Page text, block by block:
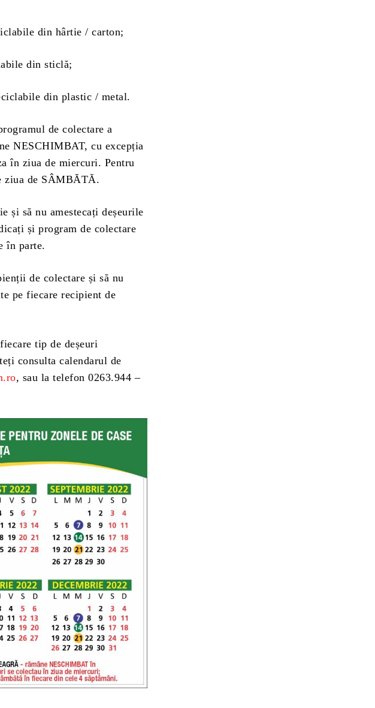
din hârtie / carton;
din sticlă;
din plastic / metal.
de colectare a
NESCHIMBAT, cu excepția
în ziua de miercuri. Pentru
ziua de SÂMBĂTĂ.
și să nu amestecați deșeurile
și program de colectare
în parte.
de colectare și să nu
pe fiecare recipient de
tip de deșeuri
consulta calendarul de
, sau la telefon 0263.944 –